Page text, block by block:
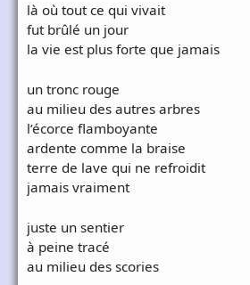
là où tout ce qui vivait
fut brûlé un jour
la vie est plus forte que jamais
un tronc rouge
au milieu des autres arbres
l’écorce flamboyante
ardente comme la braise
terre de lave qui ne refroidit
jamais vraiment
juste un sentier
à peine tracé
au milieu des scories